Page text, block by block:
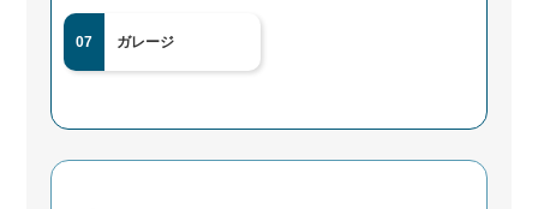
07 ガレージ